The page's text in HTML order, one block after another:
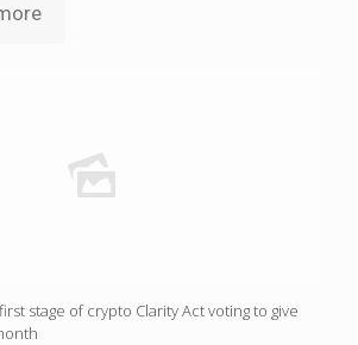
stage of crypto Clarity Act voting to give